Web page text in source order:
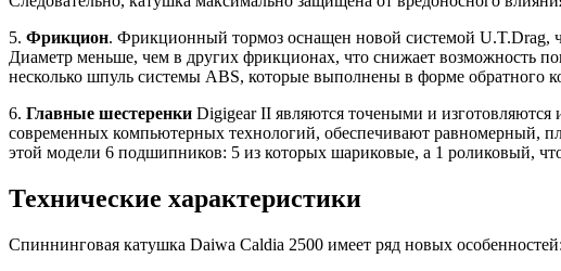
5. Фрикцион. Фрикционный тормоз оснащен новой системой U.T.Drag,
Диаметр меньше, чем в других фрикционах, что снижает возможность
несколько шпуль системы ABS, которые выполнены в форме обратного
6. Главные шестеренки Digigear II являются точеными и
современных компьютерных технологий, обеспечивают равномерный,
этой модели 6 подшипников: 5 из которых шариковые, а 1 роликовый,
Технические характеристики
Спиннинговая катушка Daiwa Caldia 2500 имеет ряд новых особенностей: